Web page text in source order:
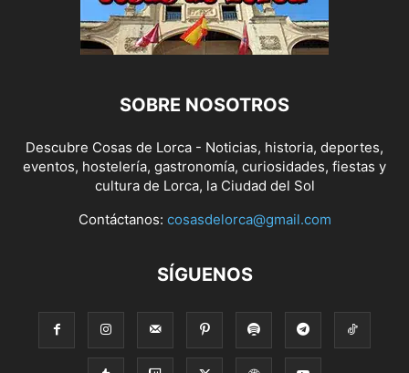
SOBRE NOSOTROS
Descubre Cosas de Lorca - Noticias, historia, deportes,
eventos, hostelería, gastronomía, curiosidades, fiestas y
cultura de Lorca, la Ciudad del Sol
Contáctanos: cosasdelorca@gmail.com
SÍGUENOS